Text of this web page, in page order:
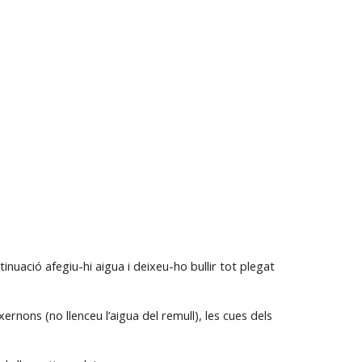
afegiu-hi aigua i deixeu-ho bullir tot plegat
(no llenceu l’aigua del remull), les cues dels